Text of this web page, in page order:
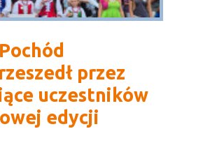
przez
uczestników
edycji